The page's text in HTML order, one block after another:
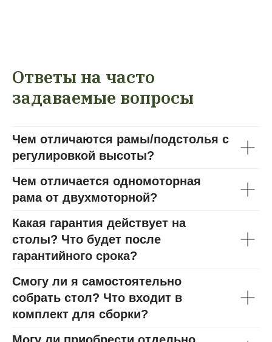
Ответы на часто
задаваемые вопросы
Чем отличаются рамы/подстолья с
регулировкой высоты?
Чем отличается одномоторная
рама от двухмоторной?
Какая гарантия действует на
столы? Что будет после
гарантийного срока?
Смогу ли я самостоятельно
собрать стол? Что входит в
комплект для сборки?
Могу ли приобрести отдельно